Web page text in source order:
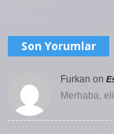
Son Yorumlar
Furkan on
Merhaba,